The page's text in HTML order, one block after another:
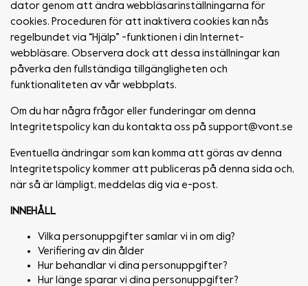
dator genom att ändra webbläsarinställningarna för
cookies. Proceduren för att inaktivera cookies kan nås
regelbundet via “Hjälp” -funktionen i din Internet-
webbläsare. Observera dock att dessa inställningar kan
påverka den fullständiga tillgängligheten och
funktionaliteten av vår webbplats.
Om du har några frågor eller funderingar om denna
Integritetspolicy kan du kontakta oss på support@vont.se
Eventuella ändringar som kan komma att göras av denna
Integritetspolicy kommer att publiceras på denna sida och,
när så är lämpligt, meddelas dig via e-post.
INNEHÅLL
Vilka personuppgifter samlar vi in om dig?
Verifiering av din ålder
Hur behandlar vi dina personuppgifter?
Hur länge sparar vi dina personuppgifter?